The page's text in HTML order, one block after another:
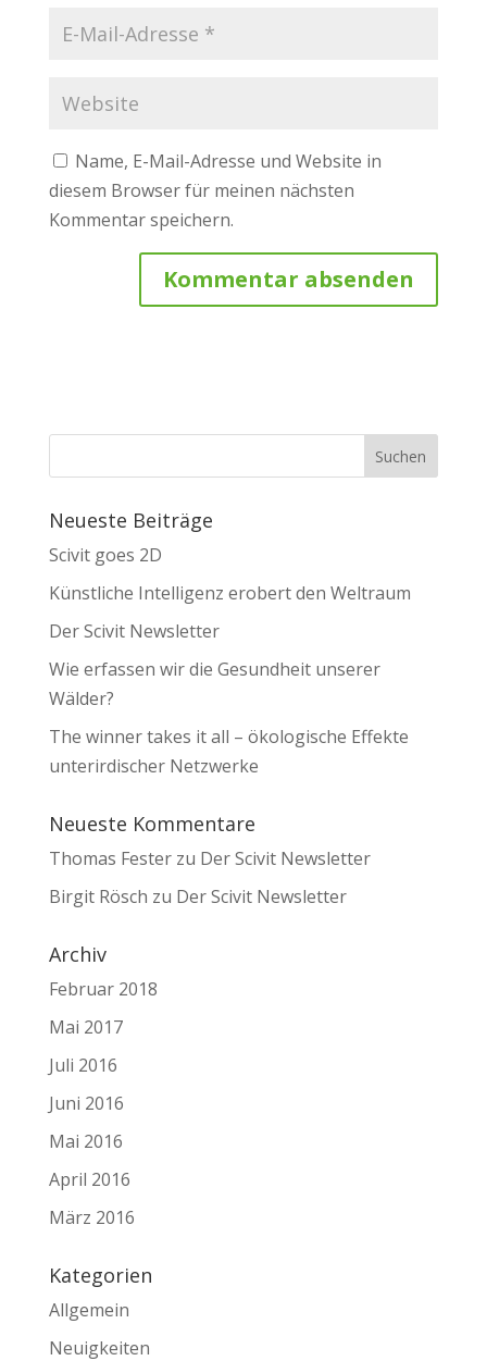
Name, E-Mail-Adresse und Website in
diesem Browser für meinen nächsten
Kommentar speichern.
Neueste Beiträge
Scivit goes 2D
Künstliche Intelligenz erobert den Weltraum
Der Scivit Newsletter
Wie erfassen wir die Gesundheit unserer
Wälder?
The winner takes it all – ökologische Effekte
unterirdischer Netzwerke
Neueste Kommentare
Thomas Festerzu Der Scivit Newsletter
Birgit Rösch zu Der Scivit Newsletter
Archiv
Februar 2018
Mai 2017
Juli 2016
Juni 2016
Mai 2016
April 2016
März 2016
Kategorien
Allgemein
Neuigkeiten